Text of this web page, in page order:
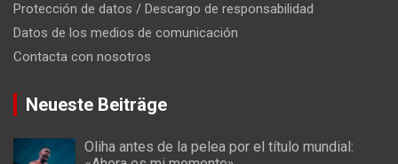
Protección de datos / Descargo de responsabilidad
Datos de los medios de comunicación
Contacta con nosotros
Neueste Beiträge
Oliha antes de la pelea por el título mundial: